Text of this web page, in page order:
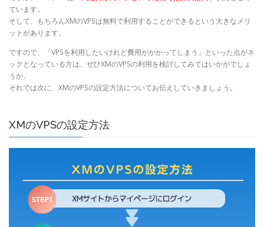
ています。
そして、もちろんXMのVPSは無料で利用することができるという大きなメリ
ットがあります。
ですので、「VPSを利用したいけれど費用がかかってしまう」といった点がネ
ックとなっている方は、ぜひXMのVPSの利用を検討してみてはいかがでしょ
うか。
それでは次に、XMのVPSの設定方法についてお伝えしていきましょう。
XMのVPSの設定方法